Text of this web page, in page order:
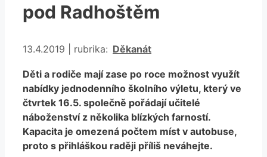
pod Radhoštěm
13.4.2019 rubrika: Rubriky
Děkanát
Děti a rodiče mají zase po roce možnost využít
nabídky jednodenního školního výletu, který ve
čtvrtek 16.5. společně pořádají učitelé
náboženství z několika blízkých farností.
Kapacita je omezená počtem míst v autobuse,
proto s přihláškou raději příliš neváhejte.